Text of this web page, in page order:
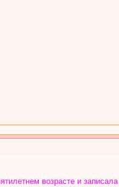
возрасте и